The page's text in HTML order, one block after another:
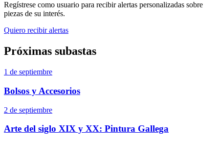
Regístrese como usuario para recibir alertas personalizadas sobre
piezas de su interés.
Quiero recibir alertas
Próximas subastas
1 de septiembre
Bolsos y Accesorios
2 de septiembre
Arte del siglo XIX y XX: Pintura Gallega